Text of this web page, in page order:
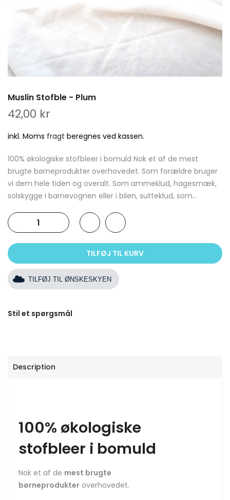
Muslin Stofble - Plum
42,00 kr
inkl. Moms fragt beregnes ved kassen.
100% økologiske stofbleer i bomuld Nok et af de mest
brugte børneprodukter overhovedet. Som forældre bruger
vi dem hele tiden og overalt. Som ammeklud, hagesmæk,
solskygge i barnevognen eller i bilen, sutteklud, som...
TILFØJ TIL KURV
TILFØJ TIL ØNSKESKYEN
Stil et spørgsmål
Description
100% økologiske
stofbleer i bomuld
Nok et af de mest brugte
børneprodukter overhovedet.